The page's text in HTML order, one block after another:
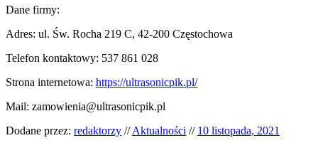
Dane firmy:
Adres: ul. Św. Rocha 219 C, 42-200 Częstochowa
Telefon kontaktowy: 537 861 028
Strona internetowa: https://ultrasonicpik.pl/
Mail: zamowienia@ultrasonicpik.pl
Dodane przez: redaktorzy //Aktualności // 10 listopada, 2021